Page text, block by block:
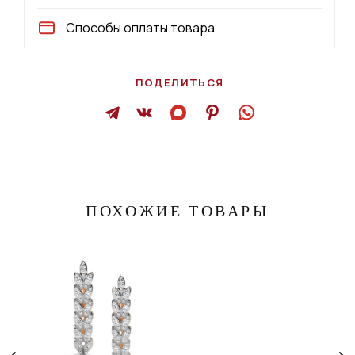
Способы оплаты товара
ПОДЕЛИТЬСЯ
ПОХОЖИЕ ТОВАРЫ